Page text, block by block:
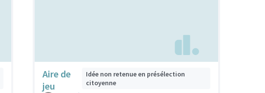
Aire de
jeu
Idée non retenue en présélection
citoyenne